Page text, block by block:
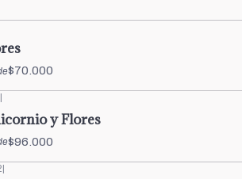
$70.000
y Flores
$96.000
|